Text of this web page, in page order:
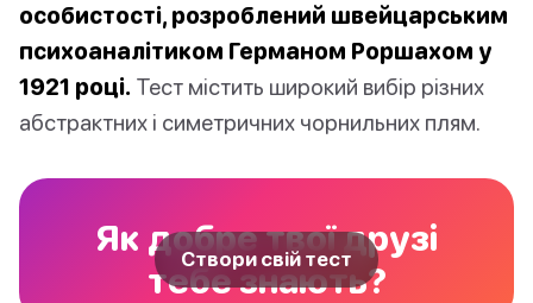
особистості, розроблений швейцарським
психоаналітиком Германом Роршахом у
1921 році. Тест містить широкий вибір різних
абстрактних і симетричних чорнильних плям.
Як добре твої друзі
тебе знають?
Створи свій тест